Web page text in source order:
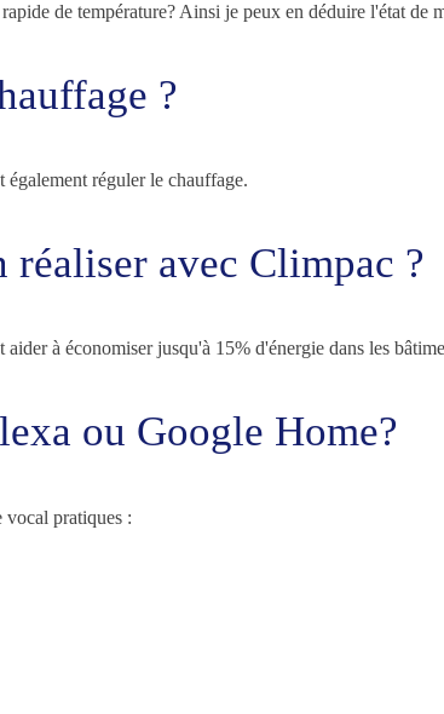
de température? Ainsi je peux en déduire l'état de
?
réguler le chauffage.
réaliser avec Climpac ?
à économiser jusqu'à 15% d'énergie dans les
ou Google Home?
pratiques :